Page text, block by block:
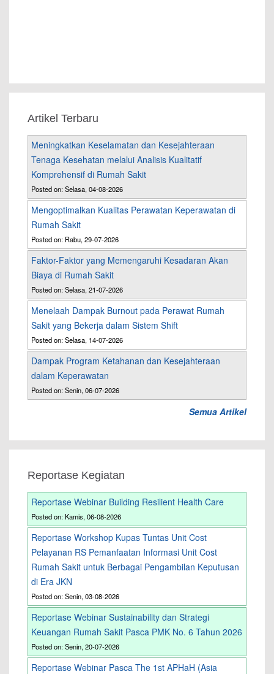
Artikel Terbaru
Meningkatkan Keselamatan dan Kesejahteraan
Tenaga Kesehatan melalui Analisis Kualitatif
Komprehensif di Rumah Sakit
Posted on: Selasa, 04-08-2026
Mengoptimalkan Kualitas Perawatan Keperawatan di
Rumah Sakit
Posted on: Rabu, 29-07-2026
Faktor-Faktor yang Memengaruhi Kesadaran Akan
Biaya di Rumah Sakit
Posted on: Selasa, 21-07-2026
Menelaah Dampak Burnout pada Perawat Rumah
Sakit yang Bekerja dalam Sistem Shift
Posted on: Selasa, 14-07-2026
Dampak Program Ketahanan dan Kesejahteraan
dalam Keperawatan
Posted on: Senin, 06-07-2026
Semua Artikel
Reportase Kegiatan
Reportase Webinar Building Resilient Health Care
Posted on: Kamis, 06-08-2026
Reportase Workshop Kupas Tuntas Unit Cost
Pelayanan RS Pemanfaatan Informasi Unit Cost
Rumah Sakit untuk Berbagai Pengambilan Keputusan
di Era JKN
Posted on: Senin, 03-08-2026
Reportase Webinar Sustainability dan Strategi
Keuangan Rumah Sakit Pasca PMK No. 6 Tahun 2026
Posted on: Senin, 20-07-2026
Reportase Webinar Pasca The 1st APHaH (Asia